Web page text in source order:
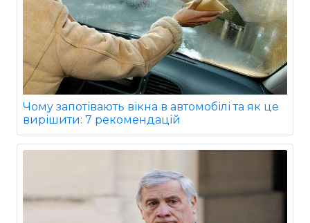
Чому запотівають вікна в автомобілі та як це
вирішити: 7 рекомендацій